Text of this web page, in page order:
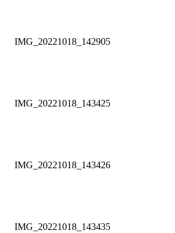
IMG_20221018_142905
IMG_20221018_143425
IMG_20221018_143426
IMG_20221018_143435